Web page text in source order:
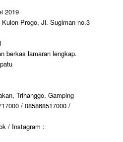
2019
Progo, Jl. Sugiman no.3
berkas lamaran lengkap.
Trihanggo, Gamping
/ 085868517000 /
/ Instagram :